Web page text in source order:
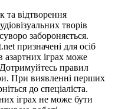
та відтворення
творів
забороняється.
призначені для осіб
азартних іграх може
правил
При виявленні перших
до спеціаліста.
іграх не може бути